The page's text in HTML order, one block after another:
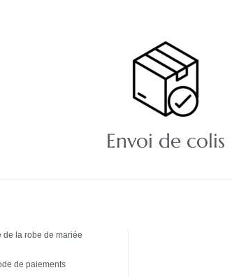
Envoi de colis
de la robe de mariée
de paiements